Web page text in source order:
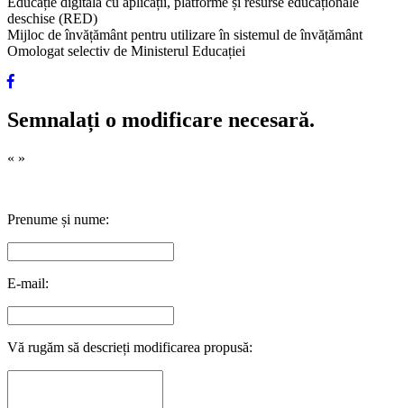
deschise (RED)
Mijloc de învățământ pentru utilizare în sistemul de învățământ
Omologat selectiv de Ministerul Educației
Semnalați o modificare necesară.
« »
Prenume și nume:
E-mail:
Vă rugăm să descrieți modificarea propusă: